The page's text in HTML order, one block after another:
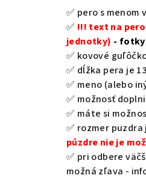
produktu
je
0,0
z
hviezdičiek.
✅ pero s
✅ !!! text na
jednotky) -
✅ kovové
✅ dĺžka pera je
✅ meno (alebo
✅ možnosť
✅ máte si
✅ rozmer puzdra
púzdre nie je
✅ pri odbere
možná zľava -